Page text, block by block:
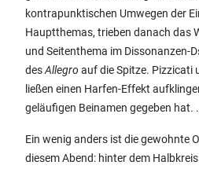
kontrapunktischen Umwegen der
Hauptthemas, trieben danach das
und Seitenthema im Dissonanzen-
desAllegroauf die Spitze. Pizzicati
ließen einen Harfen-Effekt
geläufigen Beinamen gegeben hat.
Ein wenig anders ist die gewohnte
diesem Abend: hinter dem